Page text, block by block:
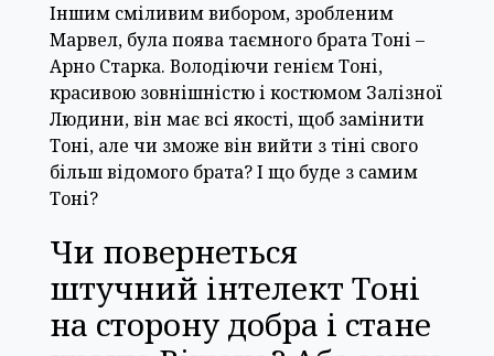
Іншим сміливим вибором, зробленим
Марвел, була поява таємного брата Тоні –
Арно Старка. Володіючи генієм Тоні,
красивою зовнішністю і костюмом Залізної
Людини, він має всі якості, щоб замінити
Тоні, але чи зможе він вийти з тіні свого
більш відомого брата? І що буде з самим
Тоні?
Чи повернеться
штучний інтелект Тоні
на сторону добра і стане